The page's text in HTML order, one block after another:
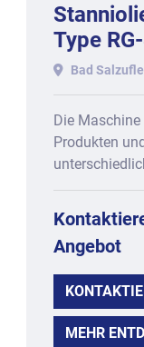
Type
Bad
Die
Produkten
Angebot
MEHR